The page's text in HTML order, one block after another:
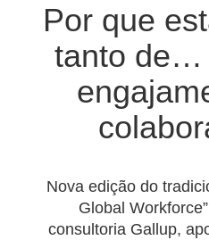
Por que
tanto de…
Nova edição do
Global
consultoria Gallup,